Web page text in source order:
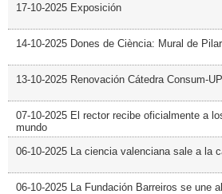
17-10-2025 Exposición
14-10-2025 Dones de Ciència: Mural de
13-10-2025 Renovación Cátedra Consum-
07-10-2025 El rector recibe oficialmente a
mundo
06-10-2025 La ciencia valenciana sale a la
06-10-2025 La Fundación Barreiros se une